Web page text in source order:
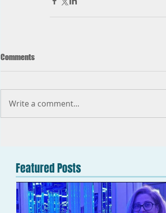
Comments
Write a comment...
Featured Posts